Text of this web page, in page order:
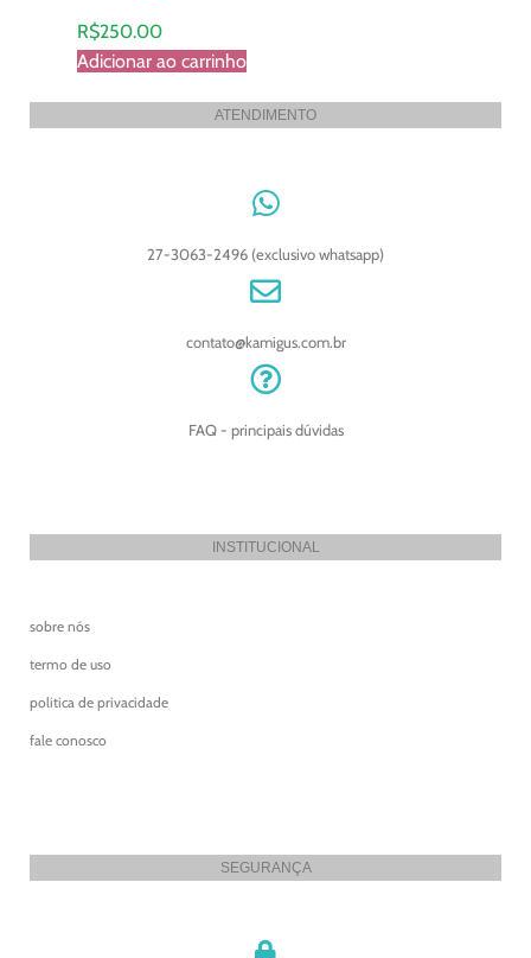
R$250.00
Adicionar ao carrinho
ATENDIMENTO
27-3063-2496 (exclusivo whatsapp)
contato@kamigus.com.br
FAQ - principais dúvidas
INSTITUCIONAL
sobre nós
termo de uso
politica de privacidade
fale conosco
SEGURANÇA